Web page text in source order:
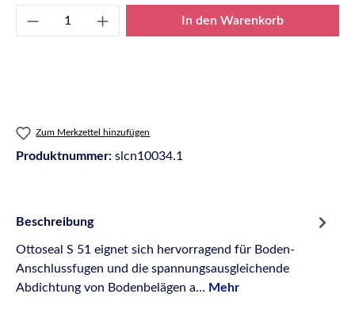
Produkt Anzahl: Gib den gewünschten
In den Warenkorb
Zum Merkzettel hinzufügen
Produktnummer: slcn10034.1
Beschreibung
Ottoseal S 51 eignet sich hervorragend für Boden-
Anschlussfugen und die spannungsausgleichende
Abdichtung von Bodenbelägen a… Mehr